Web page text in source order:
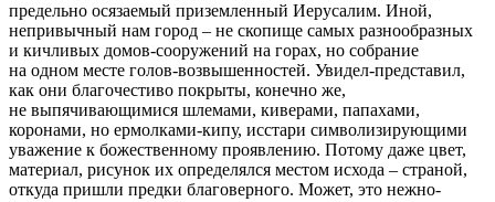
предельно осязаемый приземленный Иерусалим. Иной,
непривычный нам город – не скопище самых разнообразных
и кичливых домов-сооружений на горах, но собрание
на одном месте голов-возвышенностей. Увидел-представил,
как они благочестиво покрыты, конечно же,
не выпячивающимися шлемами, киверами, папахами,
коронами, но ермолками-кипу, исстари символизирующими
уважение к божественному проявлению. Потому даже цвет,
материал, рисунок их определялся местом исхода – страной,
откуда пришли предки благоверного. Может, это нежно-